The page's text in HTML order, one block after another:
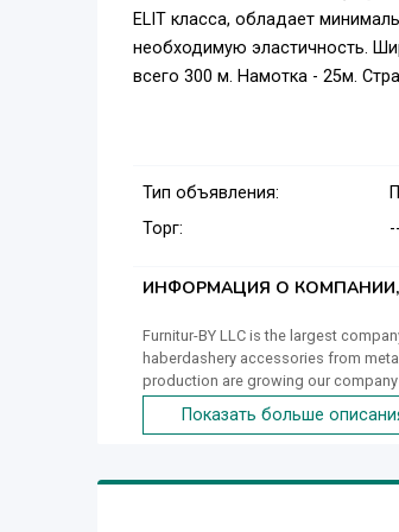
ELIT класса, обладает
необходимую эластичность.
всего 300 м. Намотка - 25м.
Тип объявления:
Торг:
--
ИНФОРМАЦИЯ О КОМПАНИИ,
Furnitur-BY LLC is the largest
haberdashery accessories from
production are growing our
industry in the CIS countries. Since
where high quality, optimal price
Показать больше